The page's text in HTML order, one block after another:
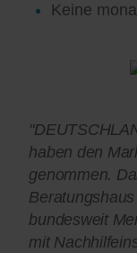
Keine
haben den
genommen.
bundesweit
mit